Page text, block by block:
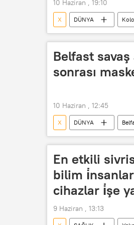
10 Haziran , 19:10
X DÜNYA
Senato
Abelardo
Belfast savaş
sonrası
10 Haziran , 12:45
X DÜNYA
yılsonu2026
En etkili
bilim
cihazlar i̇şe
9 Haziran , 13:13